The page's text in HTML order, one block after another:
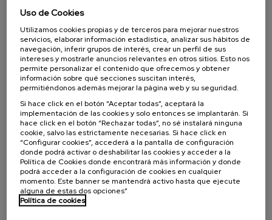
DERECHO SOCIEDAD SALUD PSICOLOGÍA
FILOSOFIA
CURSO DE VERANO
10. SEP 11. SEP, 2026
El acompañamiento e intervención en el
duelo: un compromiso social e Institucional
20 h. Español .
DESDE
Uso de Cookies
Utilizamos cookies propias y de terceros para mejorar nuestros
servicios, elaborar información estadística, analizar sus hábitos de
navegación, inferir grupos de interés, crear un perfil de sus
intereses y mostrarle anuncios relevantes en otros sitios. Esto nos
permite personalizar el contenido que ofrecemos y obtener
información sobre qué secciones suscitan interés,
permitiéndonos además mejorar la página web y su seguridad.
Si hace click en el botón “Aceptar todas”, aceptará la
implementación de las cookies y solo entonces se implantarán. Si
hace click en el botón “Rechazar todas”, no sé instalará ninguna
cookie, salvo las estrictamente necesarias. Si hace click en
“Configurar cookies”, accederá a la pantalla de configuración
donde podrá activar o deshabilitar las cookies y acceder a la
Política de Cookies donde encontrará más información y donde
podrá acceder a la configuración de cookies en cualquier
momento. Este banner se mantendrá activo hasta que ejecute
alguna de estas dos opciones”
Política de cookies